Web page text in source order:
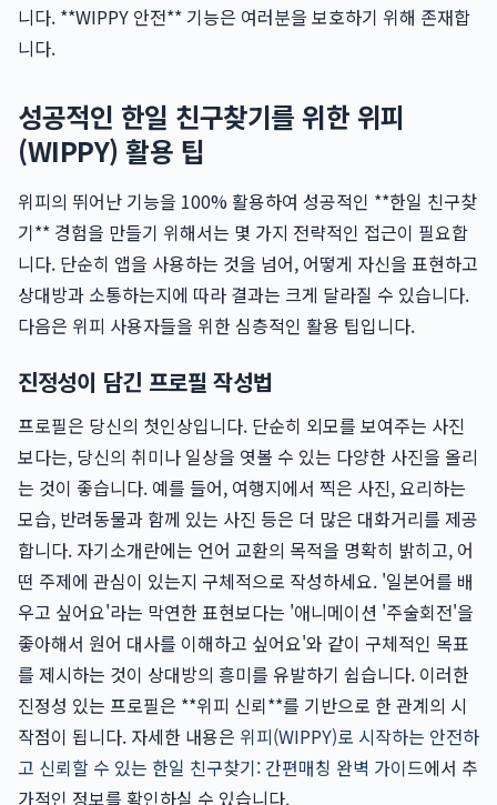
니다. **WIPPY 안전** 기능은 여러분을 보호하기 위해 존재합
니다.
성공적인 한일 친구찾기를 위한 위피
(WIPPY) 활용 팁
위피의 뛰어난 기능을 100% 활용하여 성공적인 **한일 친구찾
기** 경험을 만들기 위해서는 몇 가지 전략적인 접근이 필요합
니다. 단순히 앱을 사용하는 것을 넘어, 어떻게 자신을 표현하고
상대방과 소통하는지에 따라 결과는 크게 달라질 수 있습니다.
다음은 위피 사용자들을 위한 심층적인 활용 팁입니다.
진정성이 담긴 프로필 작성법
프로필은 당신의 첫인상입니다. 단순히 외모를 보여주는 사진
보다는, 당신의 취미나 일상을 엿볼 수 있는 다양한 사진을 올리
는 것이 좋습니다. 예를 들어, 여행지에서 찍은 사진, 요리하는
모습, 반려동물과 함께 있는 사진 등은 더 많은 대화거리를 제공
합니다. 자기소개란에는 언어 교환의 목적을 명확히 밝히고, 어
떤 주제에 관심이 있는지 구체적으로 작성하세요. '일본어를 배
우고 싶어요'라는 막연한 표현보다는 '애니메이션 '주술회전'을
좋아해서 원어 대사를 이해하고 싶어요'와 같이 구체적인 목표
를 제시하는 것이 상대방의 흥미를 유발하기 쉽습니다. 이러한
진정성 있는 프로필은 **위피 신뢰**를 기반으로 한 관계의 시
작점이 됩니다. 자세한 내용은 위피(WIPPY)로 시작하는 안전하
고 신뢰할 수 있는 한일 친구찾기: 간편매칭 완벽 가이드에서 추
가적인 정보를 확인하실 수 있습니다.